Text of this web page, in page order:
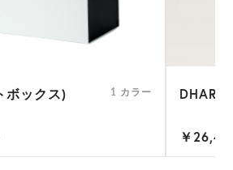
ボックス) 1 カラー
￥